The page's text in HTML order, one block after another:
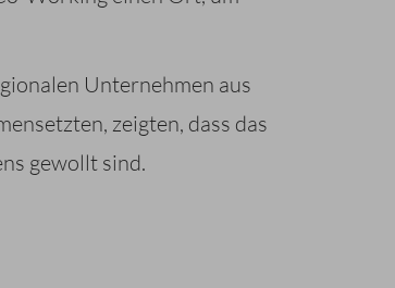
Unternehmen aus
zeigten, dass das
gewollt sind.